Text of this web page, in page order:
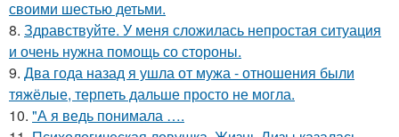
своими шестью детьми.
8. Здравствуйте. У меня сложилась непростая ситуация
и очень нужна помощь со стороны.
9. Два года назад я ушла от мужа - отношения были
тяжёлые, терпеть дальше просто не могла.
10. "А я ведь понимала ….